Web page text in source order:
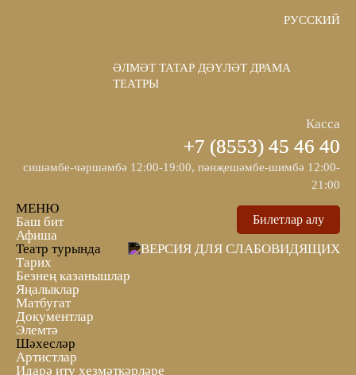
ӘЛМӘТ ТАТАР ДӘҮЛӘТ ДРАМА
ТЕАТРЫ
РУССКИЙ
Касса
+7 (8553) 45 46 40
сишәмбе-чәршәмбә 12:00-19:00, пәнҗешәмбе-шимбә 12:00-
21:00
Билетлар алу
МЕНЮ
Баш бит
Афиша
Театр турында
Тарих
Безнең казанышлар
Яңалыклар
Матбугат
Документлар
Элемтә
Шәхесләр
Артистлар
Идарә итү хезмәткәрләре